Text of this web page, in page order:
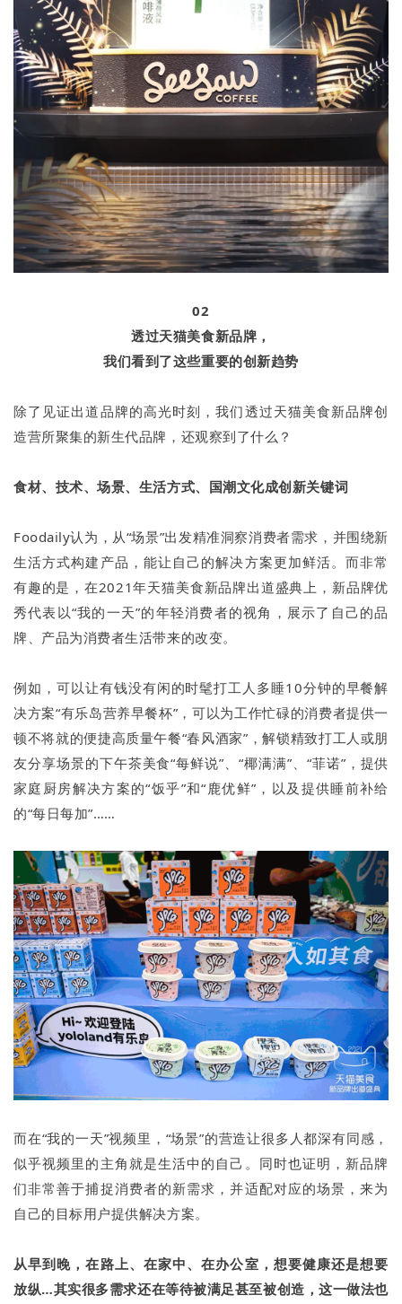
02
透过天猫美食新品牌，
我们看到了这些重要的创新趋势
除了见证出道品牌的高光时刻，我们透过天猫美食新品牌创
造营所聚集的新生代品牌，还观察到了什么？
食材、技术、场景、生活方式、国潮文化成创新关键词
Foodaily认为，从“场景”出发精准洞察消费者需求，并围绕新
生活方式构建产品，能让自己的解决方案更加鲜活。而非常
有趣的是，在2021年天猫美食新品牌出道盛典上，新品牌优
秀代表以“我的一天”的年轻消费者的视角，展示了自己的品
牌、产品为消费者生活带来的改变。
例如，可以让有钱没有闲的时髦打工人多睡10分钟的早餐解
决方案“有乐岛营养早餐杯”，可以为工作忙碌的消费者提供一
顿不将就的便捷高质量午餐“春风酒家”，解锁精致打工人或朋
友分享场景的下午茶美食“每鲜说”、“椰满满”、“菲诺”，提供
家庭厨房解决方案的“饭乎”和“鹿优鲜”，以及提供睡前补给
的“每日每加”……
而在“我的一天”视频里，“场景”的营造让很多人都深有同感，
似乎视频里的主角就是生活中的自己。同时也证明，新品牌
们非常善于捕捉消费者的新需求，并适配对应的场景，来为
自己的目标用户提供解决方案。
从早到晚，在路上、在家中、在办公室，想要健康还是想要
放纵…其实很多需求还在等待被满足甚至被创造，这一做法也